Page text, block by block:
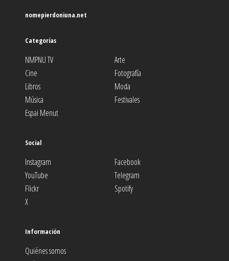
nomepierdoniuna.net
Categorías
NMPNU TV
Arte
Cine
Fotografía
Libros
Moda
Música
Festivales
Espai Menut
Social
Instagram
Facebook
YouTube
Telegram
Flickr
Spotify
X
Información
Quiénes somos